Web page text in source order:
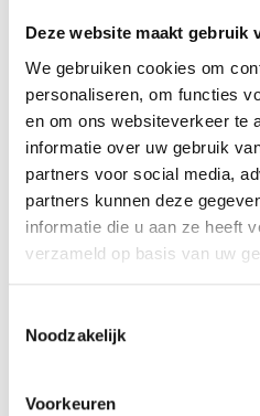
Deze website maakt gebruik
We gebruiken cookies om
personaliseren, om functies
en om ons websiteverkeer te
informatie over uw gebruik
partners voor social media,
partners kunnen deze
informatie die u aan ze heeft
verzameld op basis van uw
Noodzakelijk
Voorkeuren